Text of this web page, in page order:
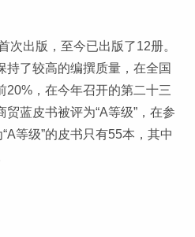
次出版，至今已出版了12册。
持了较高的编撰质量，在全国
20%，在今年召开的第二十三
蓝皮书被评为“A等级”，在参
等级”的皮书只有55本，其中